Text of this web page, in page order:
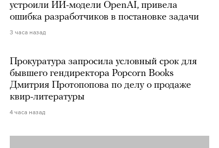
устроили ИИ-модели OpenAI, привела
ошибка разработчиков в постановке задачи
3 часа назад
Прокуратура запросила условный срок для
бывшего гендиректора Popcorn Books
Дмитрия Протопопова по делу о продаже
квир-литературы
4 часа назад